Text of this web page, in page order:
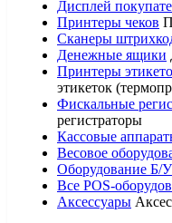
Дисплей
Принтеры чеков
Сканеры
Денежные ящики
Принтеры
этикеток
Фискальные
регистраторы
Кассовые
Весовое
Оборудование Б/У
Все POS-
Аксессуары